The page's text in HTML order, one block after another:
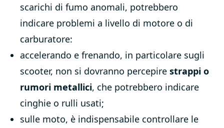
scarichi di fumo anomali, potrebbero
indicare problemi a livello di motore o di
carburatore:
accelerando e frenando, in particolare sugli
scooter, non si dovranno percepire strappi o
rumori metallici, che potrebbero indicare
cinghie o rulli usati;
sulle moto, è indispensabile controllare le